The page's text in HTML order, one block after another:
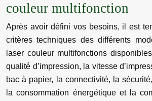
couleur multifonction
Après avoir défini vos besoins, il est
critères techniques des différents
laser couleur multifonctions
qualité d’impression, la vitesse
bac à papier, la connectivité, la
la consommation énergétique et la